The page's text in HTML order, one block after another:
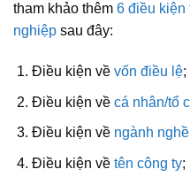
tham khảo thêm 6 điều kiện
nghiệp sau đây:
Điều kiện về vốn điều lệ;
Điều kiện về cá nhân/tổ
Điều kiện về ngành
Điều kiện về tên công ty;